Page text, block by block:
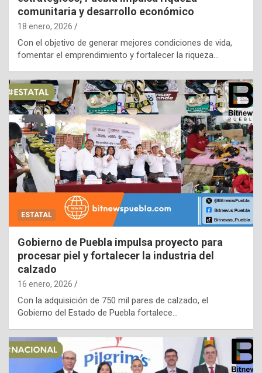
comunitaria y desarrollo económico
18 enero, 2026
Con el objetivo de generar mejores condiciones de vida,
fomentar el emprendimiento y fortalecer la riqueza…
ESTATAL
Gobierno de Puebla impulsa proyecto para
procesar piel y fortalecer la industria del
calzado
16 enero, 2026
Con la adquisición de 750 mil pares de calzado, el
Gobierno del Estado de Puebla fortalece…